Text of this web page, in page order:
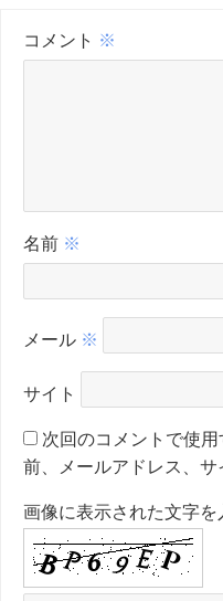
コメント ※
名前 ※
メール ※
サイト
次回のコメントで使
前、メールアドレス、サ
画像に表示された文字を